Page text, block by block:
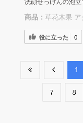
洗顔せっけんの泡立
商品： 草花木果 ア
役に立った 0
​1
​7 ​8